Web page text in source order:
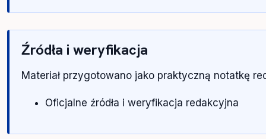
Źródła i weryfikacja
Materiał przygotowano jako praktyczną notatkę
Oficjalne źródła i weryfikacja redakcyjna